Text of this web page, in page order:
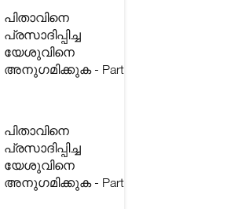
പിതാവിനെ
പ്രസാദിപ്പിച്ച
യേശുവിനെ
അനുഗമിക്കുക - Part
പിതാവിനെ
പ്രസാദിപ്പിച്ച
യേശുവിനെ
അനുഗമിക്കുക - Part